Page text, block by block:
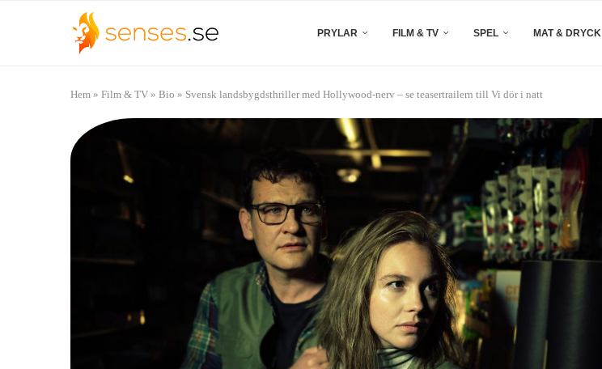
PRYLAR FILM & TV SPEL MAT & DRYCK
Hem » Film & TV » Bio » Svensk landsbygdsthriller med Hollywood-nerv – se teasertrailern till Vi dör i natt